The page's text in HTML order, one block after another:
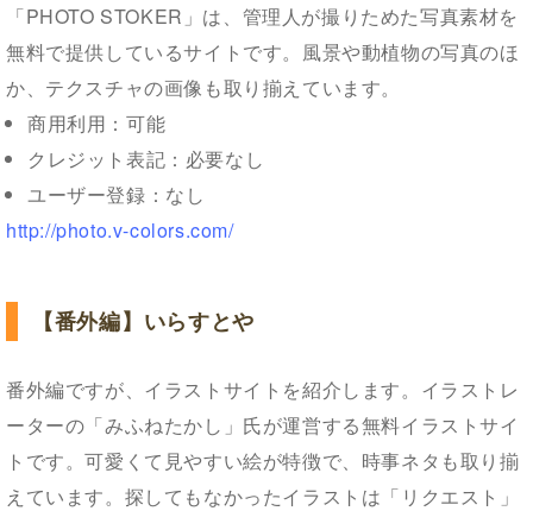
「PHOTO STOKER」は、管理人が撮りためた写真素材を
無料で提供しているサイトです。風景や動植物の写真のほ
か、テクスチャの画像も取り揃えています。
商用利用：可能
クレジット表記：必要なし
ユーザー登録：なし
http://photo.v-colors.com/
【番外編】いらすとや
番外編ですが、イラストサイトを紹介します。イラストレ
ーターの「みふねたかし」氏が運営する無料イラストサイ
トです。可愛くて見やすい絵が特徴で、時事ネタも取り揃
えています。探してもなかったイラストは「リクエスト」